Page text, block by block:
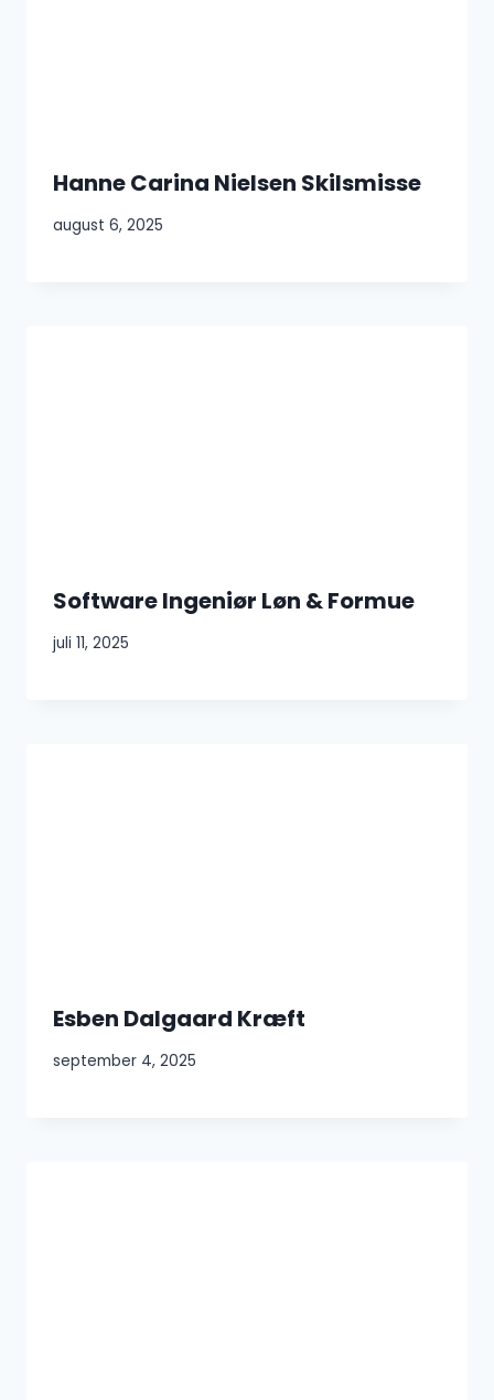
Hanne Carina Nielsen Skilsmisse
august 6, 2025
Software Ingeniør Løn & Formue
juli 11, 2025
Esben Dalgaard Kræft
september 4, 2025